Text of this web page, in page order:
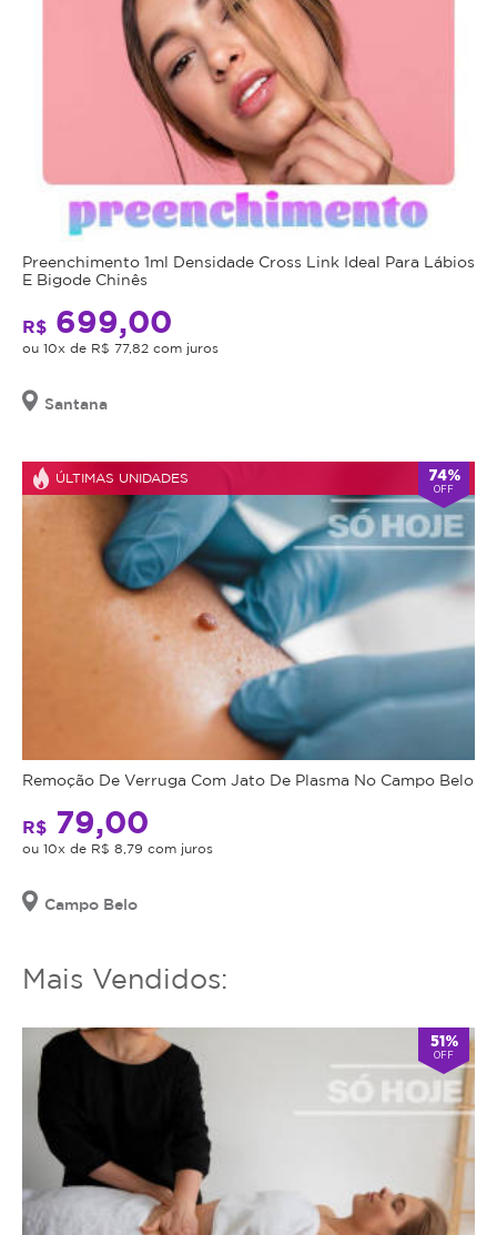
Preenchimento 1ml Densidade Cross Link Ideal Para Lábios
E Bigode Chinês
R$ 699,00
ou 10x de R$ 77,82 com juros
Santana
ÚLTIMAS UNIDADES 74%
OFF
Remoção De Verruga Com Jato De Plasma No Campo Belo
R$ 79,00
ou 10x de R$ 8,79 com juros
Campo Belo
Mais Vendidos:
51%
OFF